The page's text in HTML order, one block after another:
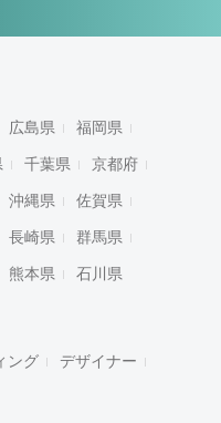
広島県 福岡県
千葉県 京都府
沖縄県 佐賀県
長崎県 群馬県
熊本県 石川県
ング デザイナー